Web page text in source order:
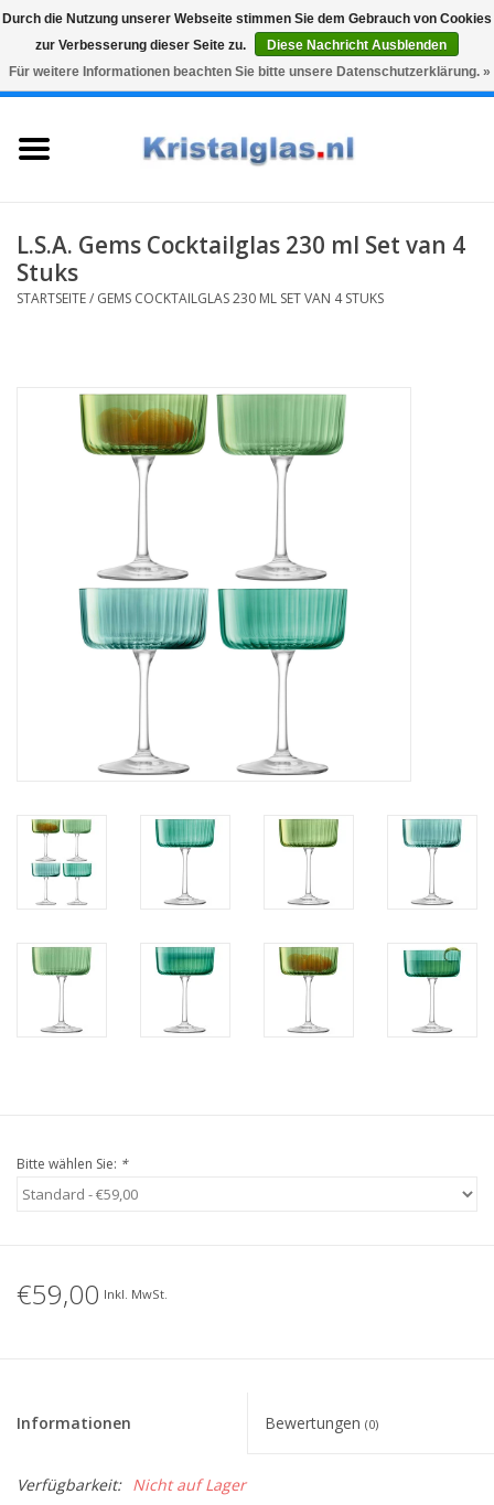
Snelle levering
Graveren
0 Artikel - €0,00
Karaffen
Glasgravur fur karaffe und
Geschenke
Bar & Wein
L.S.A. Gems Cocktailglas 230 ml Set van 4
Stuks
STARTSEITE/ GEMS COCKTAILGLAS 230 ML SET VAN 4 STUKS
Bitte wählen Sie: *
€59,00 Inkl. MwSt.
Informationen Bewertungen (0)
Verfügbarkeit: Nicht auf Lager
Durch die Nutzung unserer Webseite stimmen Sie dem Gebrauch von Cookies
zur Verbesserung dieser Seite zu.
Diese Nachricht Ausblenden
Für weitere Informationen beachten Sie bitte unsere Datenschutzerklärung. »